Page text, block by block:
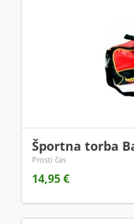
Športna torba
Prosti čas
14,95 €